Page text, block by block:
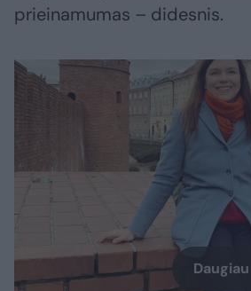
prieinamumas – didesnis.